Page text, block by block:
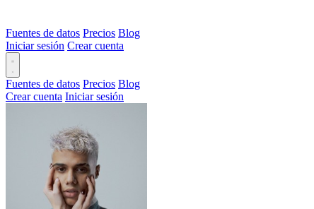
Fuentes de datos Precios Blog
Iniciar sesión Crear cuenta
Fuentes de datos Precios Blog
Crear cuenta Iniciar sesión